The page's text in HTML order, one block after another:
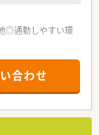
◎通勤しやすい環
きます。
業です。全国に
・運営や医療機
合わせ